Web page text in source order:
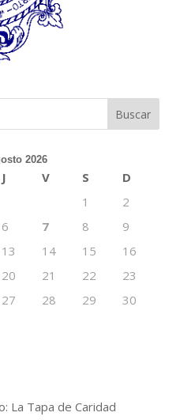
2026
J V S
D
1
2
6 7 8
9
13 14 15
16
20 21 22
23
27 28 29
30
La Tapa de Caridad